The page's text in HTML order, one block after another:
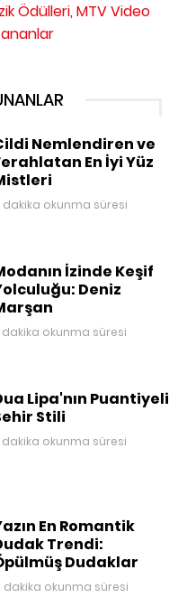
Ödülleri,MTV Video
Nemlendiren ve
En İyi Yüz
dakika okunma süresi
İzinde Keşif
Deniz
dakika okunma süresi
Lipa'nın Puantiyeli
Stili
dakika okunma süresi
En Romantik
Trendi:
Dudaklar
dakika okunma süresi